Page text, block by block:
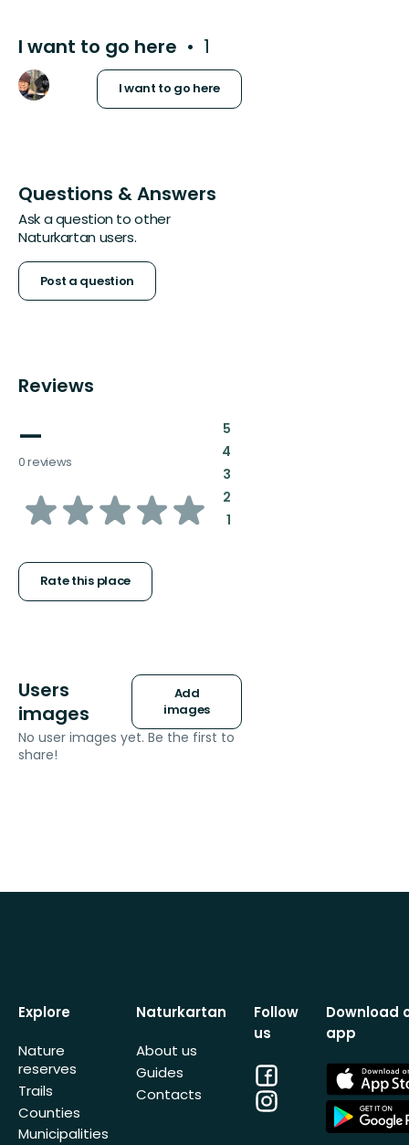
I want to go here 1
I want to go here
Questions & Answers
Ask a question to other
Naturkartan users.
Post a question
Reviews
—
0 reviews
of
stars
Rate this place
5:
4:
3:
2:
1:
Users
images
Add
images
No user images yet. Be the first to
share!
Explore
Nature
reserves
Trails
Counties
Municipalities
Naturkartan
About us
Guides
Contacts
Follow
us
Facebook
Instagram
Download
app
App
Store
App
Store